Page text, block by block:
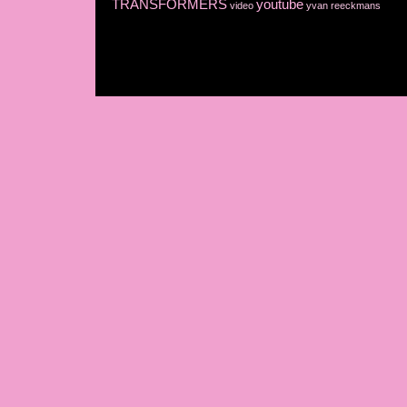
TRANSFORMERS video youtube yvan reeckmans